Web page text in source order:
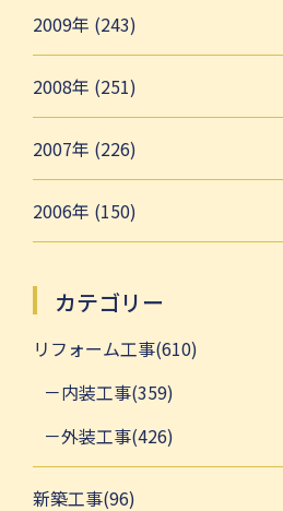
2009年 (243)
2008年 (251)
2007年 (226)
2006年 (150)
カテゴリー
リフォーム工事(610)
内装工事(359)
外装工事(426)
新築工事(96)